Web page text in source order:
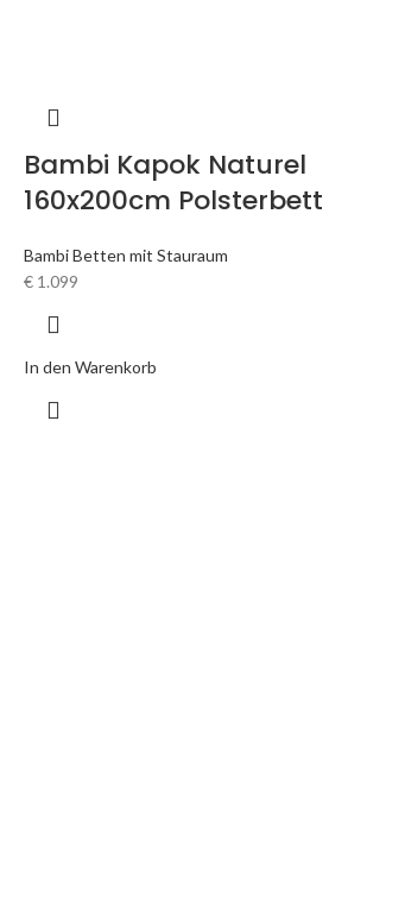
Bambi Kapok Naturel
160x200cm Polsterbett
Bambi Betten mit Stauraum
€ 1.099
In den Warenkorb